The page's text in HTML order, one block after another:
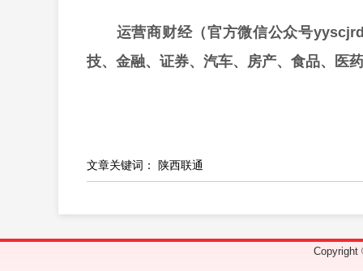
运营商财经（官方微信公众号
技、金融、证券、汽车、房产、食品、医
文章关键词： 陕西联通
Copyright